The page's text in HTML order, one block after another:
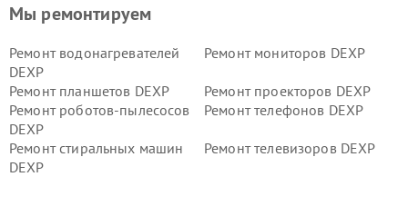
Мы ремонтируем
Ремонт водонагревателей
DEXP
Ремонт мониторов DEXP
Ремонт планшетов DEXP
Ремонт проекторов DEXP
Ремонт роботов-пылесосов
DEXP
Ремонт телефонов DEXP
Ремонт стиральных машин
DEXP
Ремонт телевизоров DEXP